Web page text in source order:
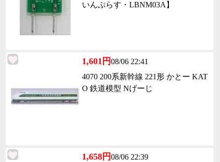
いんぷらす・LBNM03A】
1,601円08/06 22:41
4070 200系新幹線 221形 かとー KAT
O 鉄道模型 Nげーじ
1,658円08/06 22:39